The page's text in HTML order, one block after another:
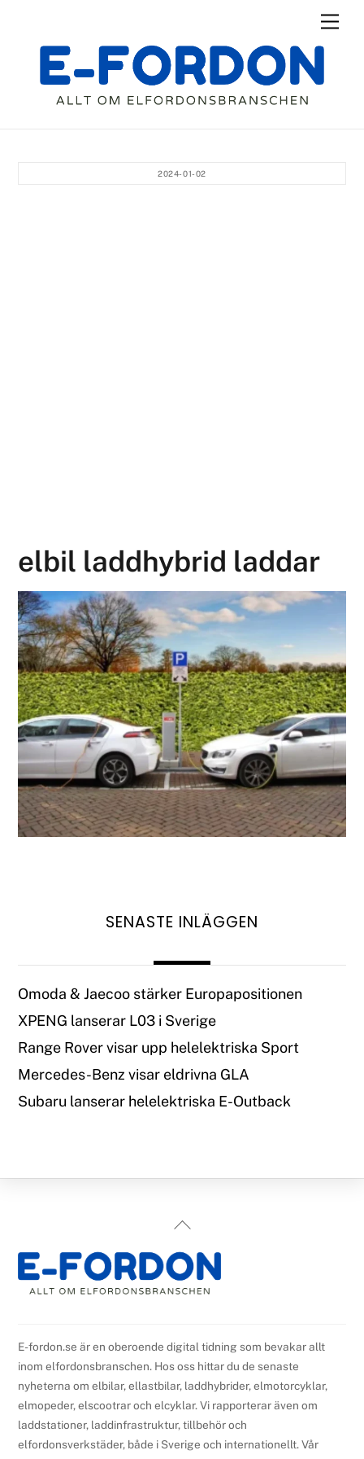
content
2024-01-02
elbil laddhybrid laddar
SENASTE INLÄGGEN
Omoda & Jaecoo stärker Europapositionen
XPENG lanserar L03 i Sverige
Range Rover visar upp helelektriska Sport
Mercedes-Benz visar eldrivna GLA
Subaru lanserar helelektriska E-Outback
Back
Top
E-fordon.se är en oberoende digital tidning som bevakar allt
inom elfordonsbranschen. Hos oss hittar du de senaste
nyheterna om elbilar, ellastbilar, laddhybrider, elmotorcyklar,
elmopeder, elscootrar och elcyklar. Vi rapporterar även om
laddstationer, laddinfrastruktur, tillbehör och
elfordonsverkstäder, både i Sverige och internationellt. Vår